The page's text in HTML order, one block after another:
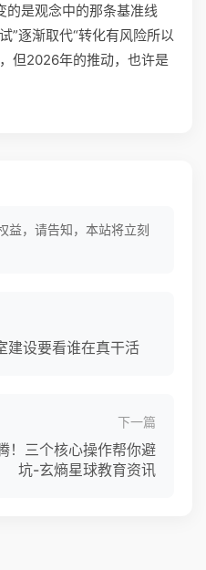
的是观念中的那条基准线
逐渐取代“转化有风险所以
但2026年的推动，也许是
益，请告知，本站将立刻
建设要看谁在真干活
下一篇
！三个核心操作帮你避
坑-玄熵星球教育资讯